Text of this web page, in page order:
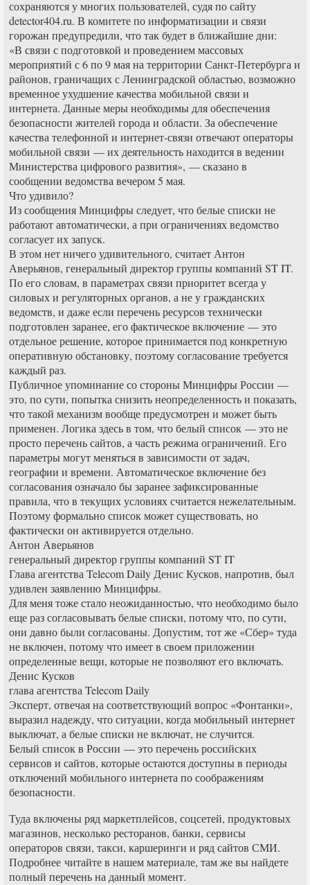
сохраняются у многих пользователей, судя по сайту
detector404.ru. В комитете по информатизации и связи
горожан предупредили, что так будет в ближайшие дни:
«В связи с подготовкой и проведением массовых
мероприятий с 6 по 9 мая на территории Санкт-Петербурга и
районов, граничащих с Ленинградской областью, возможно
временное ухудшение качества мобильной связи и
интернета. Данные меры необходимы для обеспечения
безопасности жителей города и области. За обеспечение
качества телефонной и интернет-связи отвечают операторы
мобильной связи — их деятельность находится в ведении
Министерства цифрового развития», — сказано в
сообщении ведомства вечером 5 мая.
Что удивило?
Из сообщения Минцифры следует, что белые списки не
работают автоматически, а при ограничениях ведомство
согласует их запуск.
В этом нет ничего удивительного, считает Антон
Аверьянов, генеральный директор группы компаний ST IT.
По его словам, в параметрах связи приоритет всегда у
силовых и регуляторных органов, а не у гражданских
ведомств, и даже если перечень ресурсов технически
подготовлен заранее, его фактическое включение — это
отдельное решение, которое принимается под конкретную
оперативную обстановку, поэтому согласование требуется
каждый раз.
Публичное упоминание со стороны Минцифры России —
это, по сути, попытка снизить неопределенность и показать,
что такой механизм вообще предусмотрен и может быть
применен. Логика здесь в том, что белый список — это не
просто перечень сайтов, а часть режима ограничений. Его
параметры могут меняться в зависимости от задач,
географии и времени. Автоматическое включение без
согласования означало бы заранее зафиксированные
правила, что в текущих условиях считается нежелательным.
Поэтому формально список может существовать, но
фактически он активируется отдельно.
Антон Аверьянов
генеральный директор группы компаний ST IT
Глава агентства Telecom Daily Денис Кусков, напротив, был
удивлен заявлению Минцифры.
Для меня тоже стало неожиданностью, что необходимо было
еще раз согласовывать белые списки, потому что, по сути,
они давно были согласованы. Допустим, тот же «Сбер» туда
не включен, потому что имеет в своем приложении
определенные вещи, которые не позволяют его включать.
Денис Кусков
глава агентства Telecom Daily
Эксперт, отвечая на соответствующий вопрос «Фонтанки»,
выразил надежду, что ситуации, когда мобильный интернет
выключат, а белые списки не включат, не случится.
Белый список в России — это перечень российских
сервисов и сайтов, которые остаются доступны в периоды
отключений мобильного интернета по соображениям
безопасности.
Туда включены ряд маркетплейсов, соцсетей, продуктовых
магазинов, несколько ресторанов, банки, сервисы
операторов связи, такси, каршеринги и ряд сайтов СМИ.
Подробнее читайте в нашем материале, там же вы найдете
полный перечень на данный момент.